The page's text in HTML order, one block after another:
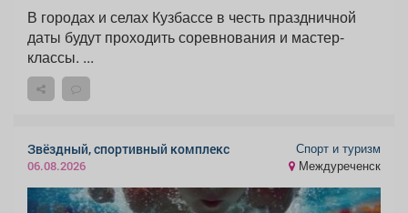
В городах и селах Кузбассе в честь праздничной
даты будут проходить соревнования и мастер-
классы. ...
Звёздный, спортивный комплекс
06.08.2026
Спорт и туризм
Междуреченск